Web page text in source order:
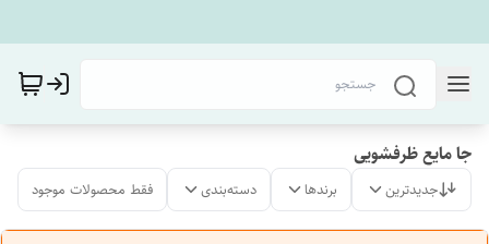
جا مایع ظرفشویی
جدیدترین برندها دسته‌بندی فقط محصولات موجود